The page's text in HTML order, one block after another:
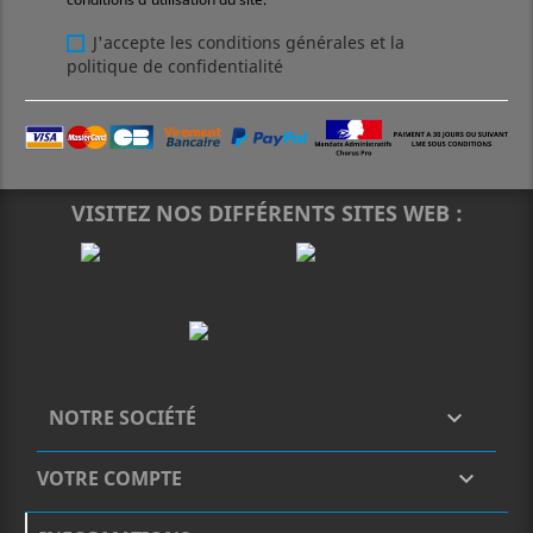
J'accepte les conditions générales et la
politique de confidentialité
VISITEZ NOS DIFFÉRENTS SITES WEB :
NOTRE SOCIÉTÉ 
VOTRE COMPTE 